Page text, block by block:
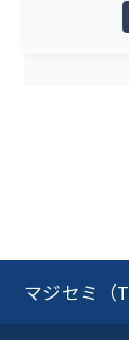
マジセミ（